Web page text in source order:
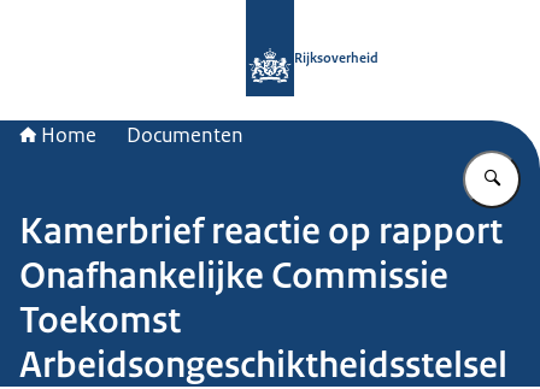
Rijksoverheid
Home Documenten
Kamerbrief reactie op rapport
Onafhankelijke Commissie
Toekomst
Arbeidsongeschiktheidsstelsel